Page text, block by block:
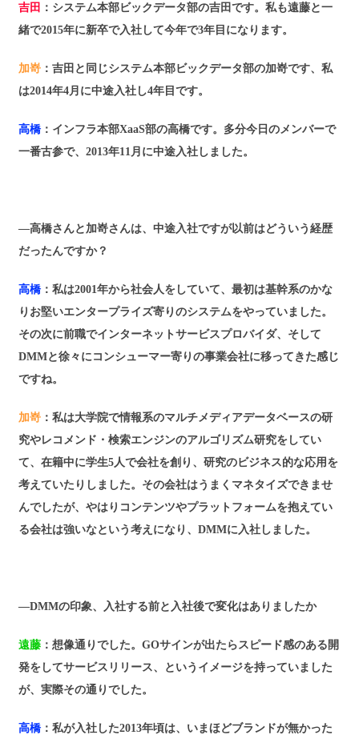
吉田 ：システム本部ビックデータ部の吉田です。私も遠藤と一
緒で2015年に新卒で入社して今年で3年目になります。
加嵜 ：吉田と同じシステム本部ビックデータ部の加嵜です、私
は2014年4月に中途入社し4年目です。
高橋 ：インフラ本部XaaS部の高橋です。多分今日のメンバーで
一番古参で、2013年11月に中途入社しました。
―高橋さんと加嵜さんは、中途入社ですが以前はどういう経歴
だったんですか？
高橋 ：私は2001年から社会人をしていて、最初は基幹系のかな
りお堅いエンタープライズ寄りのシステムをやっていました。
その次に前職でインターネットサービスプロバイダ、そして
DMMと徐々にコンシューマー寄りの事業会社に移ってきた感じ
ですね。
加嵜 ：私は大学院で情報系のマルチメディアデータベースの研
究やレコメンド・検索エンジンのアルゴリズム研究をしてい
て、在籍中に学生5人で会社を創り、研究のビジネス的な応用を
考えていたりしました。その会社はうまくマネタイズできませ
んでしたが、やはりコンテンツやプラットフォームを抱えてい
る会社は強いなという考えになり、DMMに入社しました。
―DMMの印象、入社する前と入社後で変化はありましたか
遠藤 ：想像通りでした。GOサインが出たらスピード感のある開
発をしてサービスリリース、というイメージを持っていました
が、実際その通りでした。
高橋 ：私が入社した2013年頃は、いまほどブランドが無かった